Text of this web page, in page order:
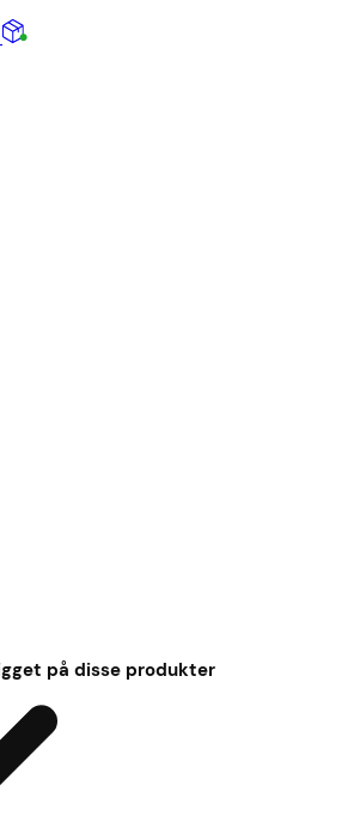
på disse produkter